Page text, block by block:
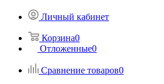
Личный кабинет
Корзина0
Отложенные0
Сравнение товаров0